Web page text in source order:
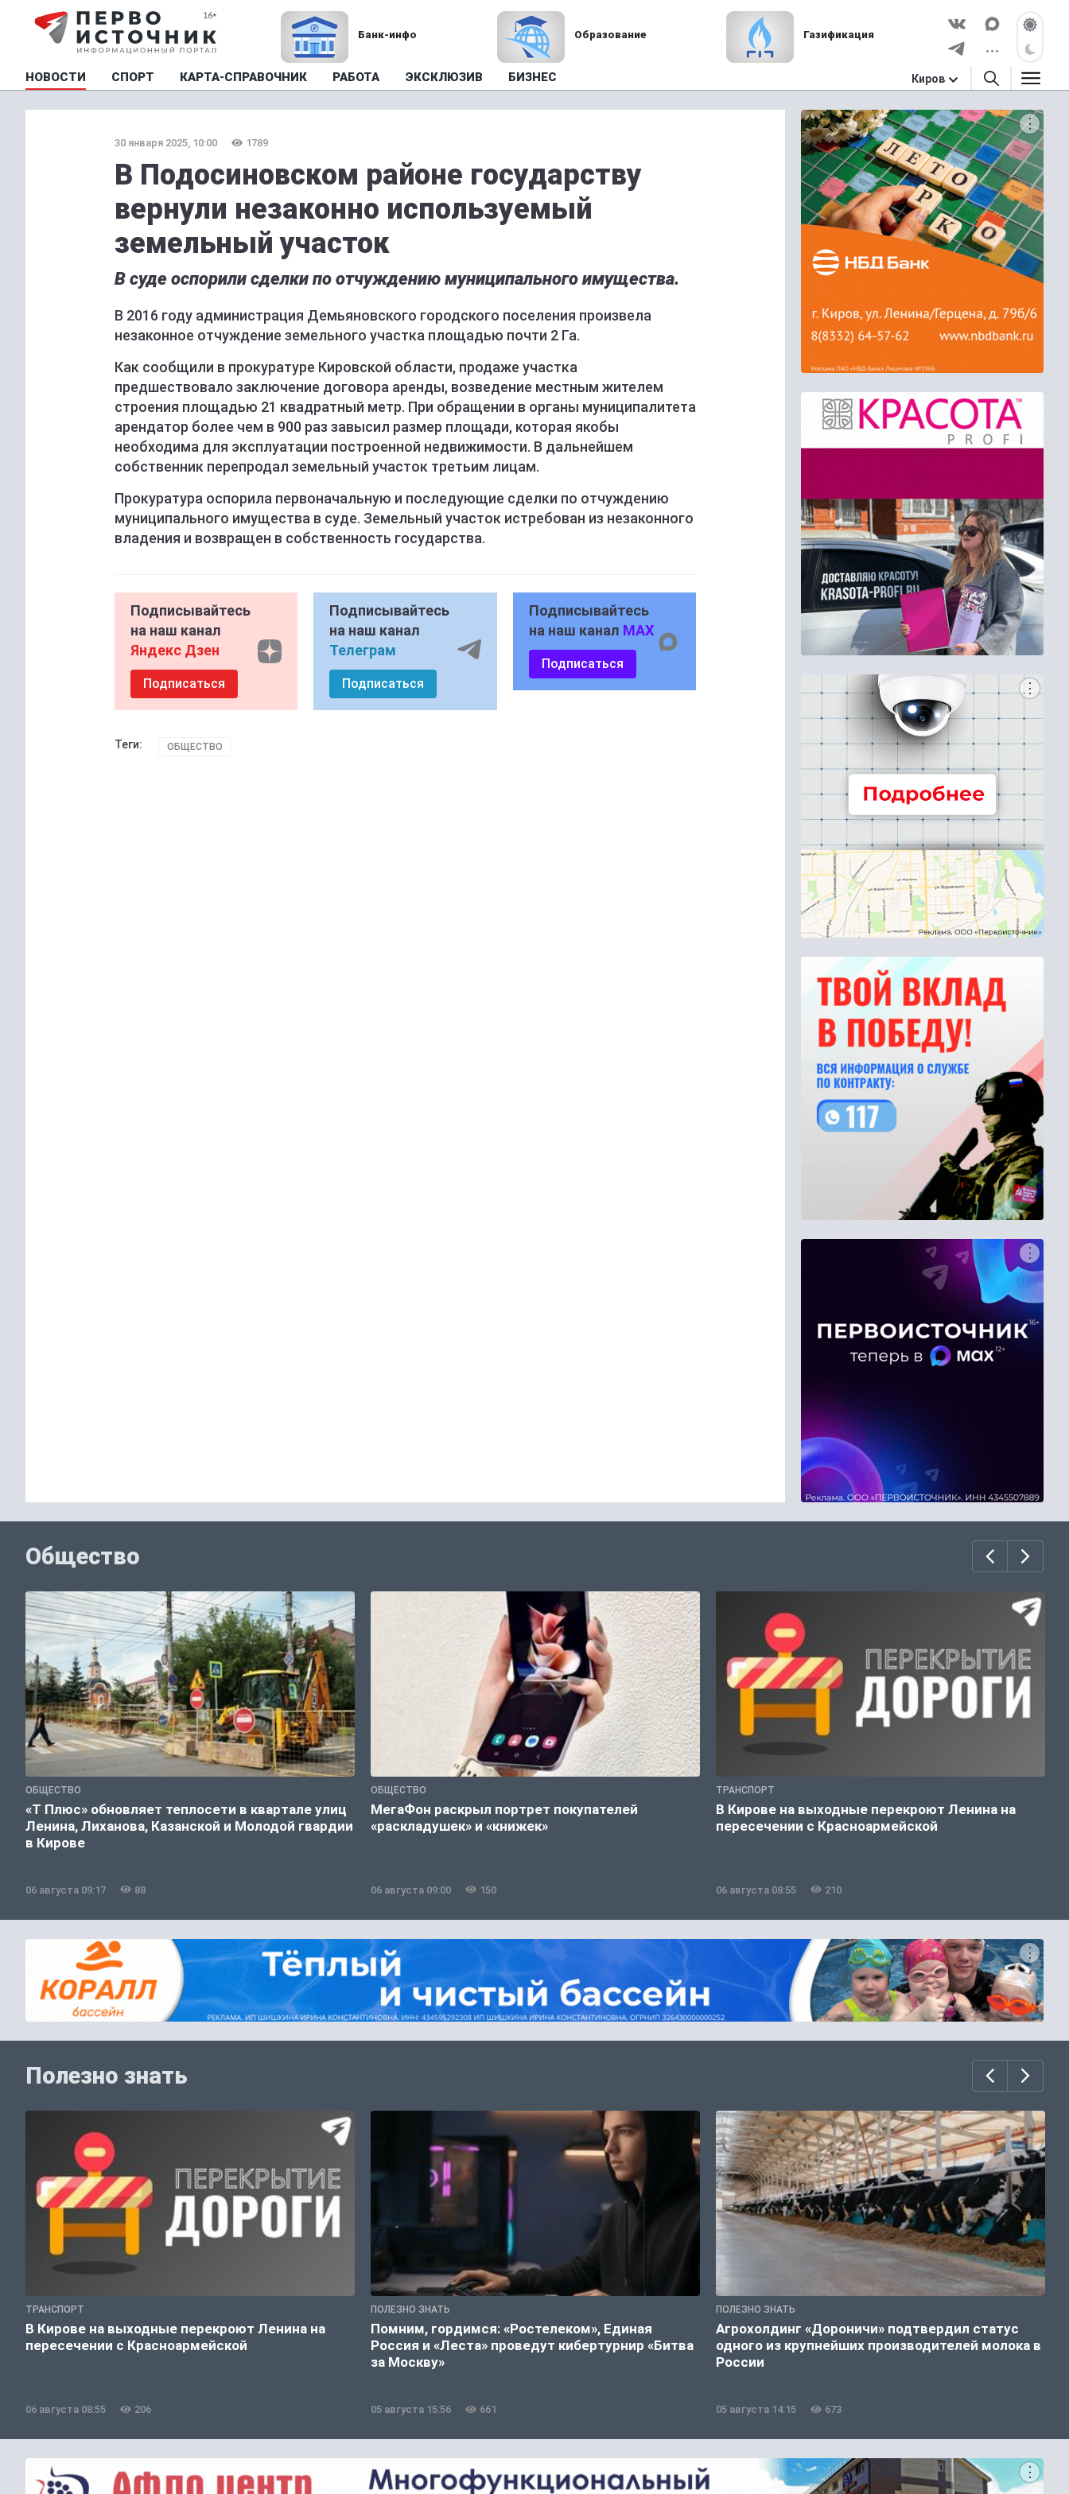
Банк-инфо Образование Газификация
НОВОСТИ СПОРТ КАРТА-СПРАВОЧНИК РАБОТА ЭКСКЛЮЗИВ БИЗНЕС Киров
30 января 2025, 10:00 1789
В Подосиновском районе государству
вернули незаконно используемый
земельный участок
В суде оспорили сделки по отчуждению муниципального имущества.
В 2016 году администрация Демьяновского городского поселения произвела
незаконное отчуждение земельного участка площадью почти 2 Га.
Как сообщили в прокуратуре Кировской области, продаже участка
предшествовало заключение договора аренды, возведение местным жителем
строения площадью 21 квадратный метр. При обращении в органы муниципалитета
арендатор более чем в 900 раз завысил размер площади, которая якобы
необходима для эксплуатации построенной недвижимости. В дальнейшем
собственник перепродал земельный участок третьим лицам.
Прокуратура оспорила первоначальную и последующие сделки по отчуждению
муниципального имущества в суде. Земельный участок истребован из незаконного
владения и возвращен в собственность государства.
Подписывайтесь
на наш канал
Яндекс Дзен
Подписаться
Подписывайтесь
на наш канал
Телеграм
Подписаться
Подписывайтесь
на наш канал MAX
Подписаться
Теги: ОБЩЕСТВО
Общество
ОБЩЕСТВО
«Т Плюс» обновляет теплосети в квартале улиц
Ленина, Лиханова, Казанской и Молодой гвардии
в Кирове
06 августа 09:17 88
ОБЩЕСТВО
МегаФон раскрыл портрет покупателей
«раскладушек» и «книжек»
06 августа 09:00 150
ТРАНСПОРТ
В Кирове на выходные перекроют Ленина на
пересечении с Красноармейской
06 августа 08:55 210
Полезно знать
ТРАНСПОРТ
В Кирове на выходные перекроют Ленина на
пересечении с Красноармейской
06 августа 08:55 206
ПОЛЕЗНО ЗНАТЬ
Помним, гордимся: «Ростелеком», Единая
Россия и «Леста» проведут кибертурнир «Битва
за Москву»
05 августа 15:56 661
ПОЛЕЗНО ЗНАТЬ
Агрохолдинг «Дороничи» подтвердил статус
одного из крупнейших производителей молока в
России
05 августа 14:15 673